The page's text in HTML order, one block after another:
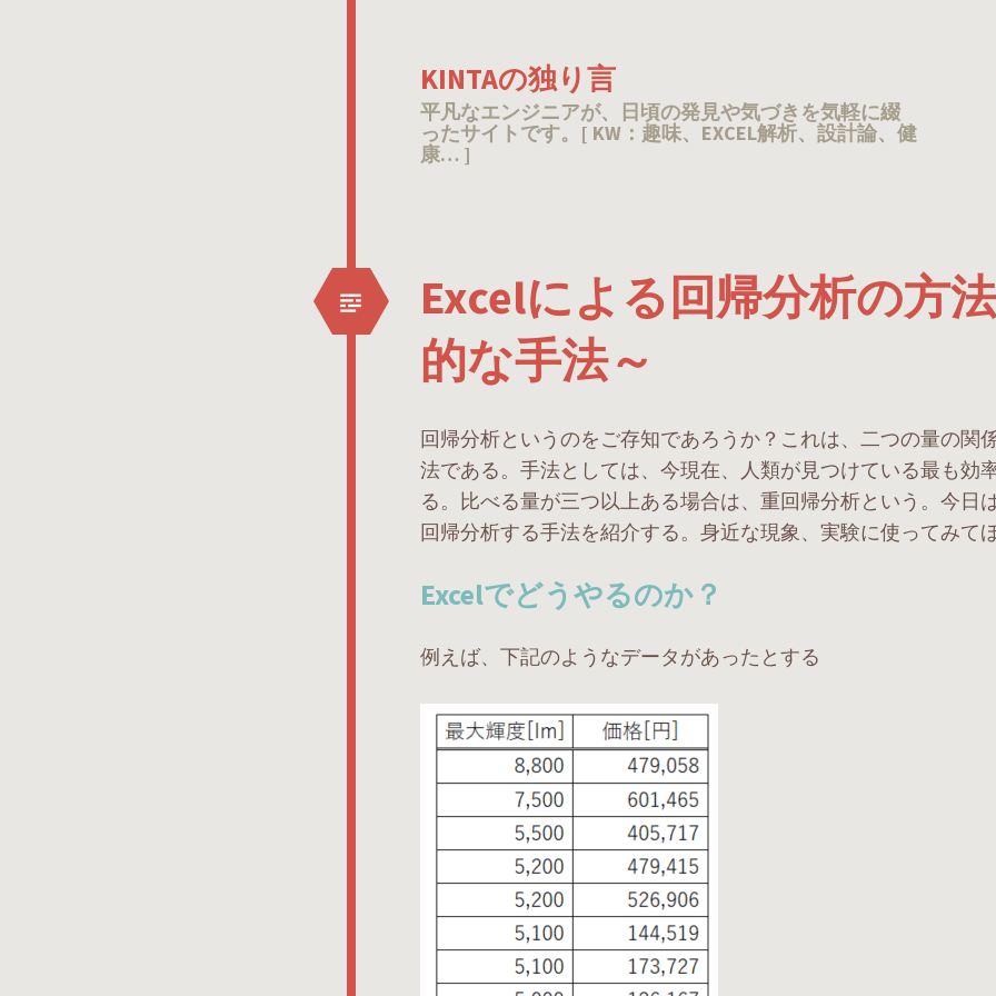
KINTAの独り言
平凡なエンジニアが、日頃の発見や気づきを気軽に綴
ったサイトです。[ KW：趣味、EXCEL解析、設計論、健
康… ]
Excelによる回帰分析の方
的な手法～
回帰分析というのをご存知であろうか？これは、二つの量の関
法である。手法としては、今現在、人類が見つけている最も効
る。比べる量が三つ以上ある場合は、重回帰分析という。今日
回帰分析する手法を紹介する。身近な現象、実験に使ってみてほ
Excelでどうやるのか？
例えば、下記のようなデータがあったとする